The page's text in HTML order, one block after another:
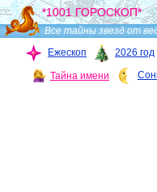
*1001 ГОРОСКОП*
Все тайны звезд от
Ежескоп
2026 год
Тайна имени